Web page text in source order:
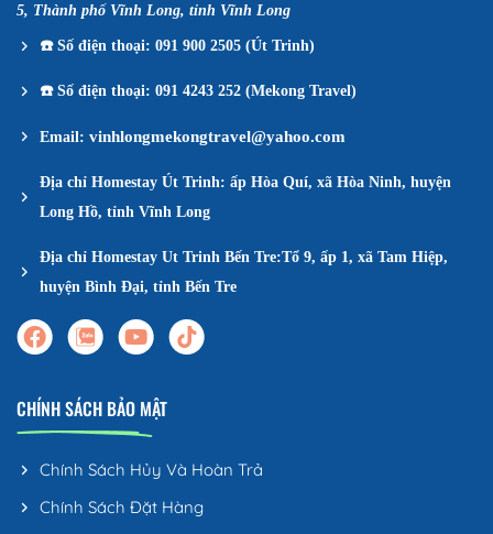
5, Thành phố Vĩnh Long, tỉnh Vĩnh Long
☎️Số điện thoại: 091 900 2505 (Út Trinh)
☎️Số điện thoại: 091 4243 252 (Mekong Travel)
Email: vinhlongmekongtravel@yahoo.com
Địa chỉ Homestay Út Trinh: ấp Hòa Quí, xã Hòa Ninh, huyện
Long Hồ, tỉnh Vĩnh Long
Địa chỉ Homestay Ut Trinh Bến Tre:Tổ 9, ấp 1, xã Tam Hiệp,
huyện Bình Đại, tỉnh Bến Tre
CHÍNH SÁCH BẢO MẬT
Chính Sách Hủy Và Hoàn Trả
Chính Sách Đặt Hàng